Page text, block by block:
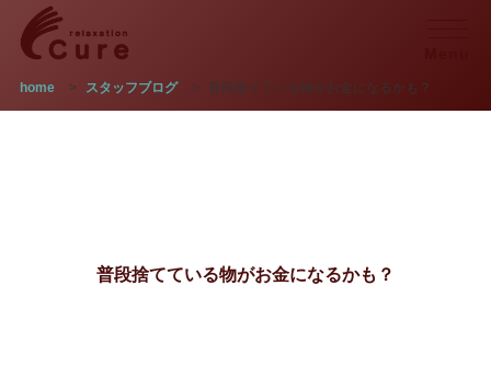
home > スタッフブログ > 普段捨てている物がお金になるかも？
普段捨てている物がお金になるかも？